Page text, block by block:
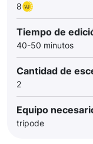
8
Tiempo de
40-50 minutos
Cantidad de
2
Equipo
trípode